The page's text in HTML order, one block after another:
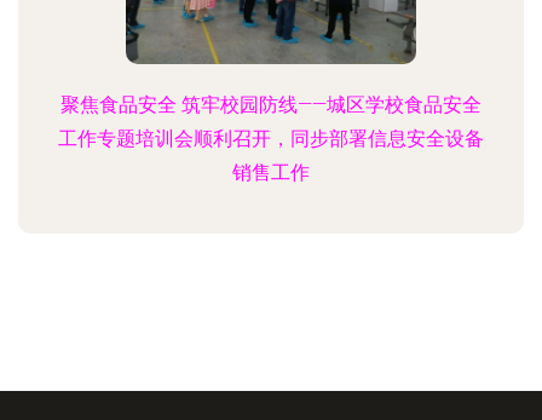
聚焦食品安全 筑牢校园防线——城区学校食品安全
工作专题培训会顺利召开，同步部署信息安全设备
销售工作